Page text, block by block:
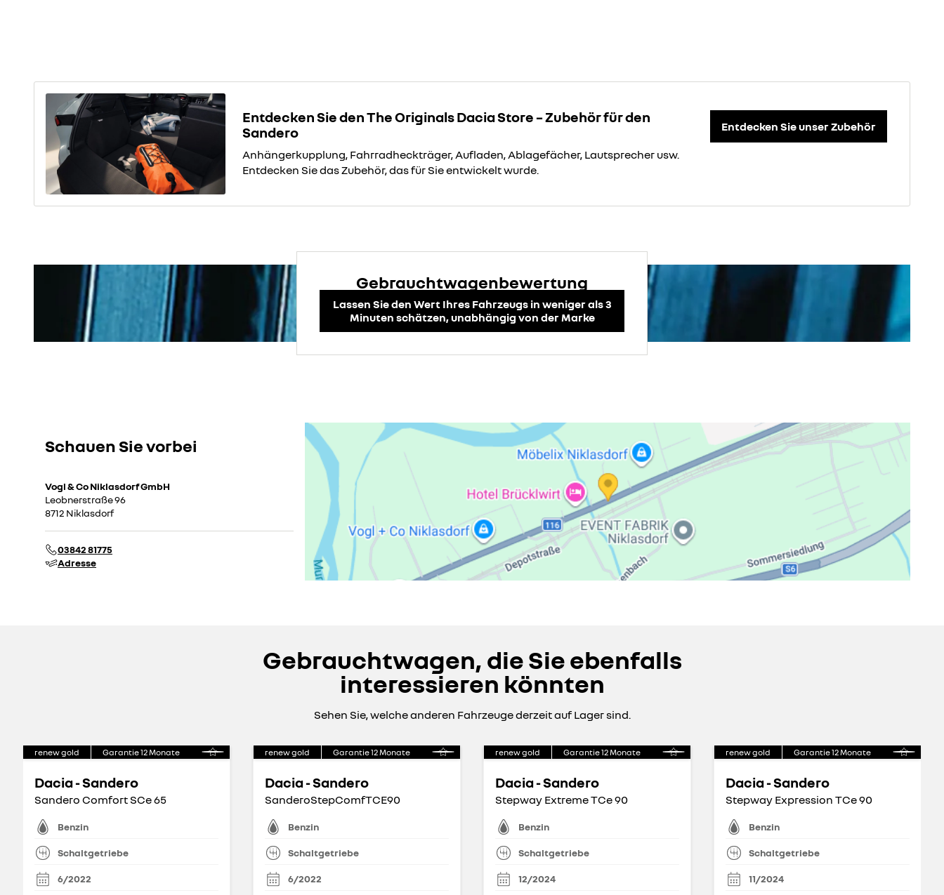
Entdecken Sie den The Originals Dacia Store – Zubehör für den
Sandero
Anhängerkupplung, Fahrradheckträger, Aufladen, Ablagefächer, Lautsprecher usw.
Entdecken Sie das Zubehör, das für Sie entwickelt wurde.
Entdecken Sie unser Zubehör
Gebrauchtwagenbewertung
Lassen Sie den Wert Ihres Fahrzeugs in weniger als 3
Minuten schätzen, unabhängig von der Marke
Schauen Sie vorbei
Vogl & Co Niklasdorf GmbH
Leobnerstraße 96
8712 Niklasdorf
03842 81775
Adresse
Gebrauchtwagen, die Sie ebenfalls
interessieren könnten
Sehen Sie, welche anderen Fahrzeuge derzeit auf Lager sind.
renew gold Garantie12Monate
Dacia - Sandero
Sandero Comfort SCe 65
Benzin
Schaltgetriebe
6/2022
renew gold Garantie12Monate
Dacia - Sandero
SanderoStepComfTCE90
Benzin
Schaltgetriebe
6/2022
renew gold Garantie12Monate
Dacia - Sandero
Stepway Extreme TCe 90
Benzin
Schaltgetriebe
12/2024
renew gold Garantie12Monate
Dacia - Sandero
Stepway Expression TCe 90
Benzin
Schaltgetriebe
11/2024